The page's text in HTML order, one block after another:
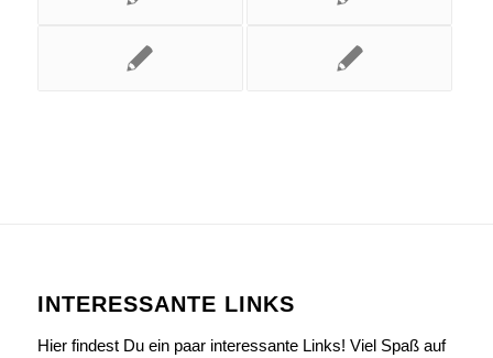
INTERESSANTE LINKS
Hier findest Du ein paar interessante Links! Viel Spaß auf